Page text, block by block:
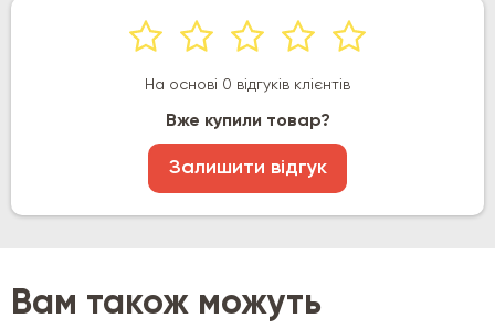
На основі 0 відгуків клієнтів
Вже купили товар?
Залишити відгук
Вам також можуть